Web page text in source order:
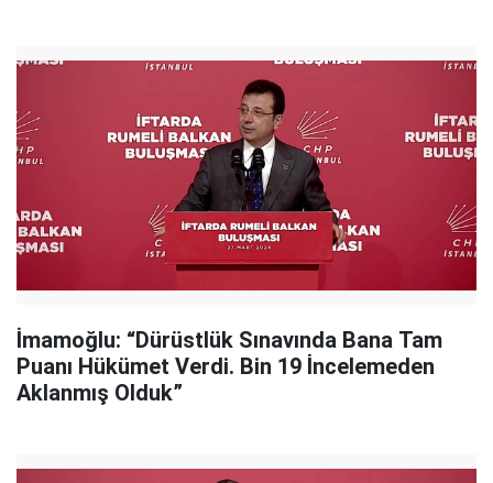
İmamoğlu: “Dürüstlük Sınavında Bana Tam
Puanı Hükümet Verdi. Bin 19 İncelemeden
Aklanmış Olduk”